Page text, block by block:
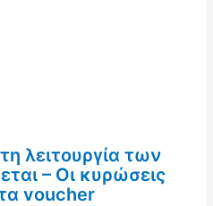
λειτουργία των
– Οι κυρώσεις
voucher